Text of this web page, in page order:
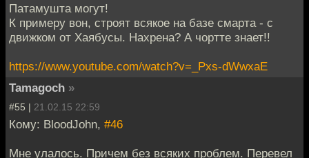
Патамушта могут!
К примеру вон, строят всякое на базе смарта - с
движком от Хаябусы. Нахрена? А чортте знает!!
https://www.youtube.com/watch?v=_Pxs-dWwxaE
Tamagoch »
#55 | 21.02.15 22:59
Кому: BloodJohn, #46
Мне улалось. Причем без всяких проблем. Перевел